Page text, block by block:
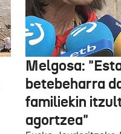
Melgosa:
betebeharra
familiekin
agortzea"